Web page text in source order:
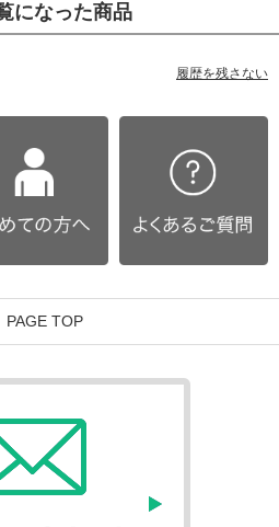
になった商品
履歴を残さない
PAGE TOP